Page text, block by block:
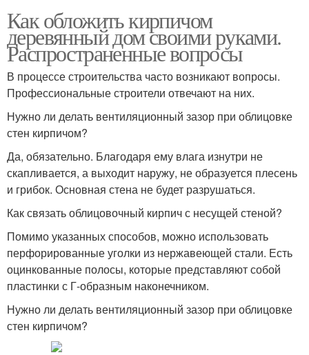
Как обложить кирпичом
деревянный дом своими руками.
Распространенные вопросы
В процессе строительства часто возникают вопросы.
Профессиональные строители отвечают на них.
Нужно ли делать вентиляционный зазор при облицовке
стен кирпичом?
Да, обязательно. Благодаря ему влага изнутри не
скапливается, а выходит наружу, не образуется плесень
и грибок. Основная стена не будет разрушаться.
Как связать облицовочный кирпич с несущей стеной?
Помимо указанных способов, можно использовать
перфорированные уголки из нержавеющей стали. Есть
оцинкованные полосы, которые представляют собой
пластинки с Г-образным наконечником.
Нужно ли делать вентиляционный зазор при облицовке
стен кирпичом?